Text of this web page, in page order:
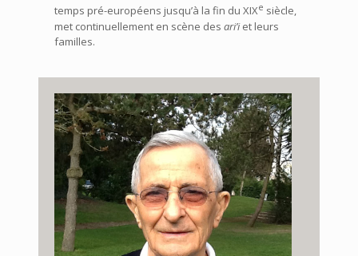
temps pré-européens jusqu’à la fin du XIXe siècle,
met continuellement en scène des ari’iet leurs
familles.